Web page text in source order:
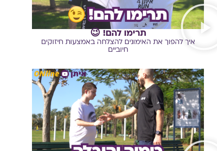
תרימו להם! 😉
איך להפוך את האימונים להצלחה באמצעות חיזוקים
חיוביים